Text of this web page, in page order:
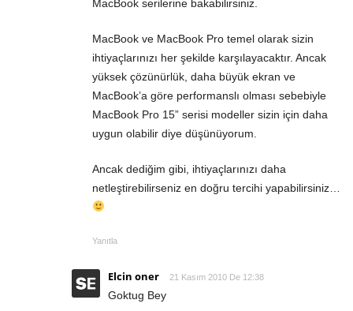
MacBook serilerine bakabilirsiniz.
MacBook ve MacBook Pro temel olarak sizin
ihtiyaçlarınızı her şekilde karşılayacaktır. Ancak
yüksek çözünürlük, daha büyük ekran ve
MacBook’a göre performanslı olması sebebiyle
MacBook Pro 15” serisi modeller sizin için daha
uygun olabilir diye düşünüyorum.
Ancak dediğim gibi, ihtiyaçlarınızı daha
netleştirebilirseniz en doğru tercihi yapabilirsiniz…
Yanıtla
Elcin oner 21 Kasım 2010 De 12:38
Goktug Bey